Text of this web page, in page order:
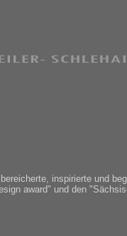
inspirierte und
award" und den